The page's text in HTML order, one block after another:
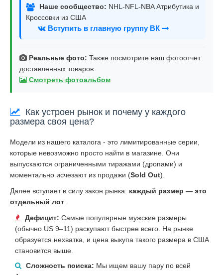
Наше сообщество: NHL-NFL-NBA Атрибутика и
Кроссовки из США
Вступить в главную группу ВК
Реальные фото: Также посмотрите наш фотоотчет
доставленных товаров:
Смотреть фотоальбом
Как устроен рынок и почему у каждого
размера своя цена?
Модели из нашего каталога - это лимитированные серии,
которые невозможно просто найти в магазине. Они
выпускаются ограниченными тиражами (дропами) и
моментально исчезают из продажи (Sold Out).
Далее вступает в силу закон рынка: каждый размер — это
отдельный лот
Дефицит: Самые популярные мужские размеры
(обычно US 9–11) раскупают быстрее всего. На рынке
образуется нехватка, и цена выкупа такого размера в США
становится выше.
Сложность поиска: Мы ищем вашу пару по всей